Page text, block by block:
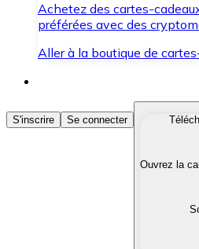
Achetez des cartes-
préférées avec des
Aller à la boutique de
Acheter des
Achetez les
Convertissez vos
S'inscrire Se connecter
Ouvrez la